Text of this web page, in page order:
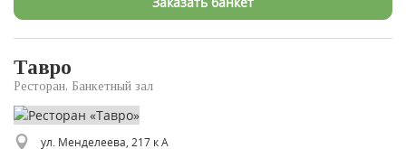
Тавро
Ресторан, Банкетный зал
ул. Менделеева, 217 к А